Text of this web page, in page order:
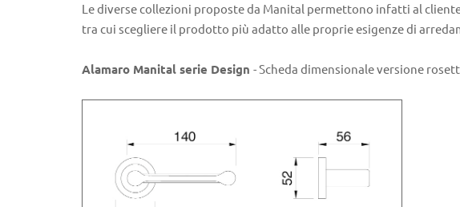
Le diverse collezioni proposte da Manital permettono infatti al
tra cui scegliere il prodotto più adatto alle proprie esigenze di
Alamaro Manital serie Design - Scheda dimensionale versione